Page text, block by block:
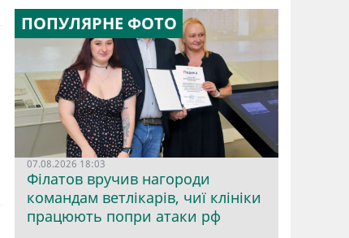
ПОПУЛЯРНЕ ФОТО
07.08.2026 18:03
Філатов вручив нагороди
командам ветлікарів, чиї клініки
працюють попри атаки рф